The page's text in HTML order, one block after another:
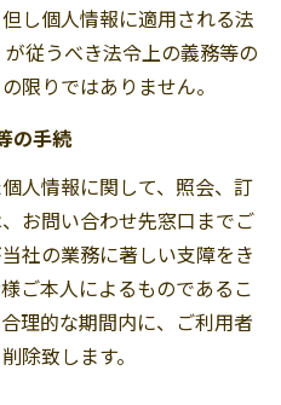
し個人情報に適用される法
従うべき法令上の義務等の
限りではありません。
の手続
人情報に関して、照会、訂
お問い合わせ先窓口までご
社の業務に著しい支障をき
ご本人によるものであるこ
理的な期間内に、ご利用者
除致します。